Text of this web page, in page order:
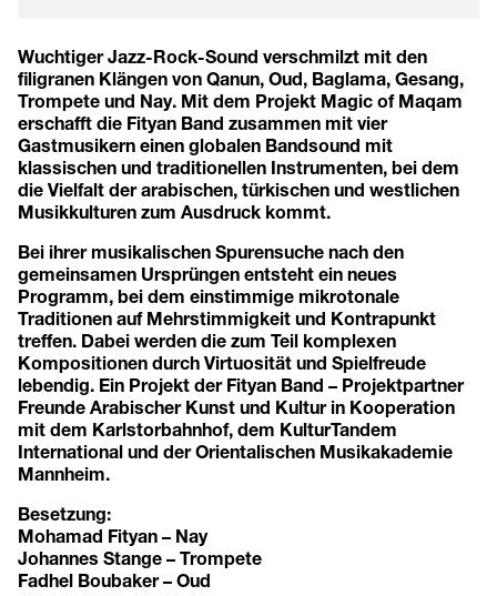
Wuchtiger Jazz-Rock-Sound verschmilzt mit den
filigranen Klängen von Qanun, Oud, Baglama, Gesang,
Trompete und Nay. Mit dem Projekt Magic of Maqam
erschafft die Fityan Band zusammen mit vier
Gastmusikern einen globalen Bandsound mit
klassischen und traditionellen Instrumenten, bei dem
die Vielfalt der arabischen, türkischen und westlichen
Musikkulturen zum Ausdruck kommt.
Bei ihrer musikalischen Spurensuche nach den
gemeinsamen Ursprüngen entsteht ein neues
Programm, bei dem einstimmige mikrotonale
Traditionen auf Mehrstimmigkeit und Kontrapunkt
treffen. Dabei werden die zum Teil komplexen
Kompositionen durch Virtuosität und Spielfreude
lebendig. Ein Projekt der Fityan Band – Projektpartner
Freunde Arabischer Kunst und Kultur in Kooperation
mit dem Karlstorbahnhof, dem KulturTandem
International und der Orientalischen Musikakademie
Mannheim.
Besetzung:
Mohamad Fityan – Nay
Johannes Stange – Trompete
Fadhel Boubaker – Oud